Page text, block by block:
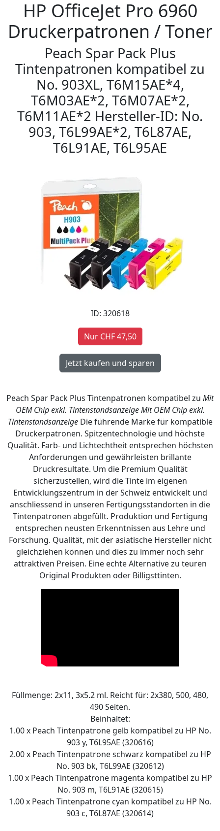
HP OfficeJet Pro 6960
Druckerpatronen / Toner
Peach Spar Pack Plus
Tintenpatronen kompatibel zu
No. 903XL, T6M15AE*4,
T6M03AE*2, T6M07AE*2,
T6M11AE*2 Hersteller-ID: No.
903, T6L99AE*2, T6L87AE,
T6L91AE, T6L95AE
ID: 320618
Nur CHF 47,50
Peach Spar Pack Plus Tintenpatronen kompatibel zu Mit
OEM Chip exkl. Tintenstandsanzeige Mit OEM Chip exkl.
TintenstandsanzeigeDie führende Marke für kompatible
Druckerpatronen. Spitzentechnologie und höchste
Qualität. Farb- und Lichtechtheit entsprechen höchsten
Anforderungen und gewährleisten brillante
Druckresultate. Um die Premium Qualität
sicherzustellen, wird die Tinte im eigenen
Entwicklungszentrum in der Schweiz entwickelt und
anschliessend in unseren Fertigungsstandorten in die
Tintenpatronen abgefüllt. Produktion und Fertigung
entsprechen neusten Erkenntnissen aus Lehre und
Forschung. Qualität, mit der asiatische Hersteller nicht
gleichziehen können und dies zu immer noch sehr
attraktiven Preisen. Eine echte Alternative zu teuren
Original Produkten oder Billigsttinten.
Füllmenge: 2x11, 3x5.2 ml. Reicht für: 2x380, 500, 480,
490 Seiten.
Beinhaltet:
1.00 x Peach Tintenpatrone gelb kompatibel zu HP No.
903 y, T6L95AE (320616)
2.00 x Peach Tintenpatrone schwarz kompatibel zu HP
No. 903 bk, T6L99AE (320612)
1.00 x Peach Tintenpatrone magenta kompatibel zu HP
No. 903 m, T6L91AE (320615)
1.00 x Peach Tintenpatrone cyan kompatibel zu HP No.
903 c, T6L87AE (320614)